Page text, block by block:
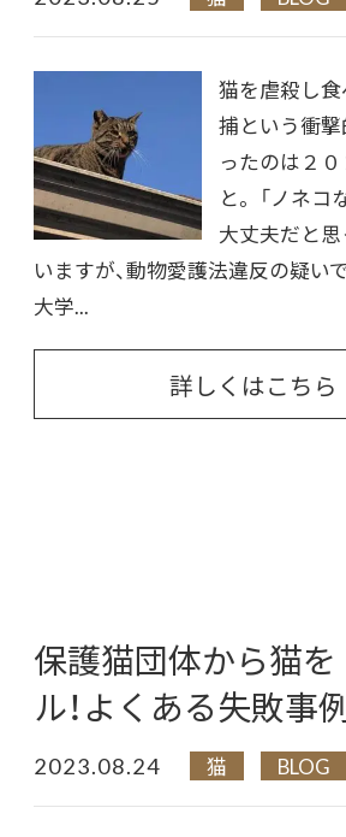
猫を虐殺し
捕という衝
ったのは２
と。 「ノネコ
大丈夫だと思
いますが、動物愛護法違反の疑い
大学...
詳しくはこちら
保護猫団体から猫
ル！よくある失敗事
2023.08.24 猫 BLOG